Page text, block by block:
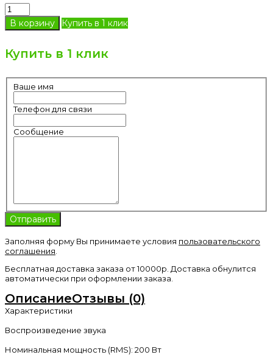
Купить в 1 клик
Купить в 1 клик
Ваше имя
Телефон для связи
Сообщение
Заполняя форму Вы принимаете условия пользовательского
соглашения
Бесплатная доставка заказа от 10000р. Доставка обнулится
автоматически при оформлении заказа.
ОписаниеОтзывы (0)
Характеристики
Воспроизведение звука
Номинальная мощность (RMS): 200 Вт